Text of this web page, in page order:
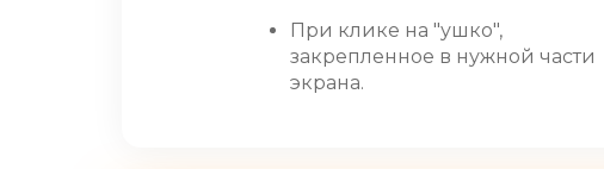
При клике на "ушко",
закрепленное в нужной части
экрана.